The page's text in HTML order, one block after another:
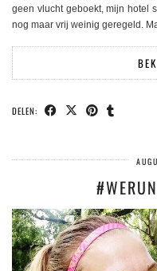
geen vlucht geboekt, mijn hotel
nog maar vrij weinig geregeld.
DELEN: